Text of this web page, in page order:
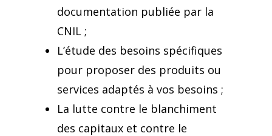
documentation publiée par la
CNIL ;
L’étude des besoins spécifiques
pour proposer des produits ou
services adaptés à vos besoins ;
La lutte contre le blanchiment
des capitaux et contre le